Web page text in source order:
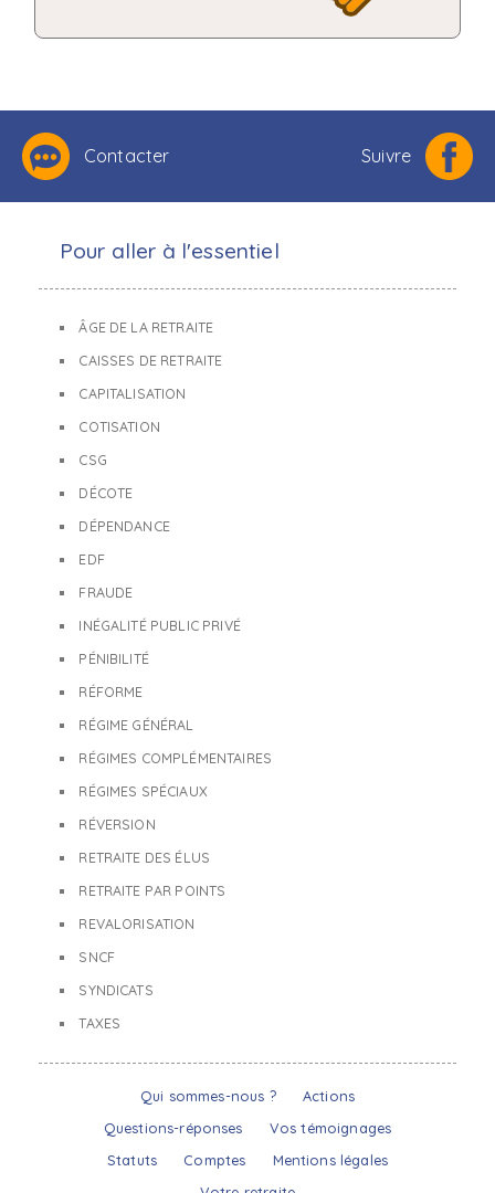
Contacter Suivre
Pour aller à l'essentiel
ÂGE DE LA RETRAITE
CAISSES DE RETRAITE
CAPITALISATION
COTISATION
CSG
DÉCOTE
DÉPENDANCE
EDF
FRAUDE
INÉGALITÉ PUBLIC PRIVÉ
PÉNIBILITÉ
RÉFORME
RÉGIME GÉNÉRAL
RÉGIMES COMPLÉMENTAIRES
RÉGIMES SPÉCIAUX
RÉVERSION
RETRAITE DES ÉLUS
RETRAITE PAR POINTS
REVALORISATION
SNCF
SYNDICATS
TAXES
Qui sommes-nous ?
Actions
Questions-réponses
Vos témoignages
Statuts
Comptes
Mentions légales